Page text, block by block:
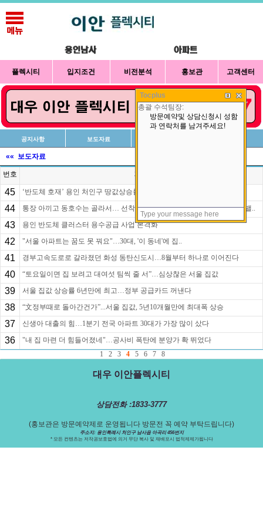
플렉시티 입지조건 비전분석 홍보관 고객센터
공지사항 보도자료
«« 보도자료
번호 제목
45 ‘반도체 호재’ 용인 처인구 땅값상승률 전국 1위 -
44 통장 아끼고 동호수는 골라서… 선착순 계약 인기, `힐스테이트 용인마크밸..
43 용인 반도체 클러스터 용수공급 사업 본격화
42 "서울 아파트는 꿈도 못 꿔요"…30대, '이 동네'에 집..
41 경부고속도로로 갈라졌던 화성 동탄신도시…8월부터 하나로 이어진다
40 “토요일이면 집 보려고 대여섯 팀씩 줄 서”…심상찮은 서울 집값
39 서울 집값 상승률 6년만에 최고…정부 공급카드 꺼낸다
38 “文정부때로 돌아간건가”...서울 집값, 5년10개월만에 최대폭 상승
37 신생아 대출의 힘…1분기 전국 아파트 30대가 가장 많이 샀다
36
"내 집 마련 더 힘들어졌네"…공사비 폭탄에 분양가 확 뛰었다
1
2 3 4 5 6 7 8
대우 이안플렉시티
상담전화 :1833-3777
(홍보관은 방문예약제로 운영됩니다 방문전 꼭 예약 부탁드립니다)
주소지: 용인특례시 처인구 남사읍 아곡리 456번지
* 모든 컨텐츠는 저작권보호법에 의거 무단 복사 및 재배포시 법적제제가됩니다
Tocplus